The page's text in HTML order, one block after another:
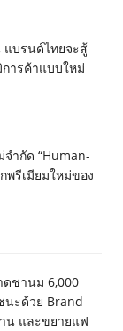
แบรนด์ไทยจะสู้
ารค้าแบบใหม่
ำกัด “Human-
พรีเมียมใหม่ของ
ดชานม 6,000
ชนะด้วย Brand
น และขยายแฟ